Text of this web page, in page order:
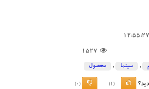
12:55:27
1527
, سینما , محصول
(1)
(0)